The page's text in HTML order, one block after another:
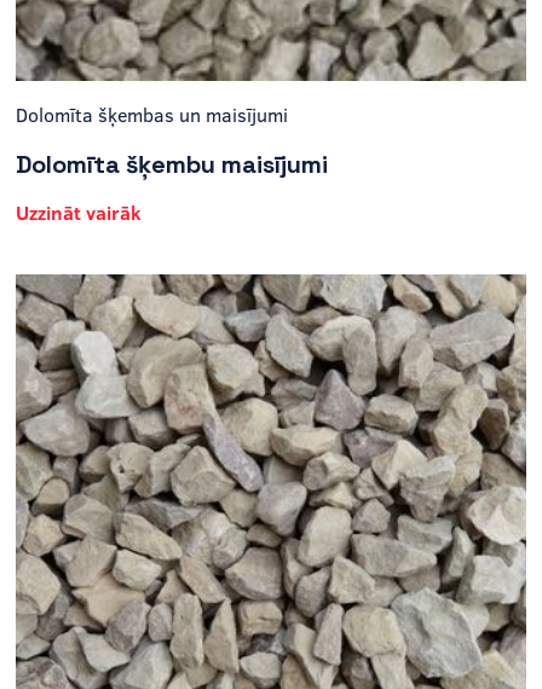
Dolomīta šķembas un maisījumi
Dolomīta šķembu maisījumi
Uzzināt vairāk